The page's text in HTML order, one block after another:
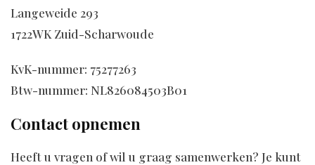
Langeweide 293
1722WK Zuid-Scharwoude
KvK-nummer: 75277263
Btw-nummer: NL826084503B01
Contact opnemen
Heeft u vragen of wil u graag samenwerken? Je kunt